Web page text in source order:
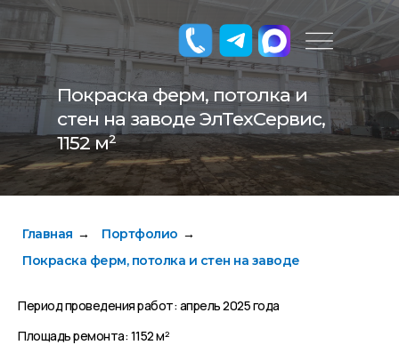
Покраска ферм, потолка и
стен на заводе ЭлТехСервис,
1152 м²
Главная → Портфолио →
Покраска ферм, потолка и стен на заводе
Период проведения работ: апрель 2025 года
Площадь ремонта: 1152 м²